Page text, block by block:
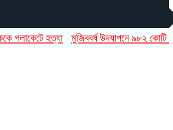
হত্যা মুজিববর্ষ উদযাপনে ৯৮২ কোটি ৯১